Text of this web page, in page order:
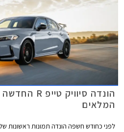
שהיא לא תצליח לשנות את התמונה באופן
המלאים